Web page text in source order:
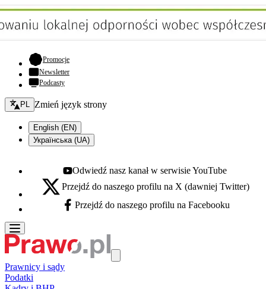
Promocje- otwiera się w nowej karcie
Newsletter
Podcasty
Zmień język - bieżący:
PL Zmień język strony
English (EN)
Українська (UA)
Youtube - otwiera się w nowej karcie
Odwiedź nasz kanał w serwisie YouTube
X - otwiera się w nowej karcie
Przejdź do naszego profilu na X (dawniej Twitter)
Facebook - otwiera się w nowej karcie
Przejdź do naszego profilu na Facebooku
Prawnicy i sądy
Podatki